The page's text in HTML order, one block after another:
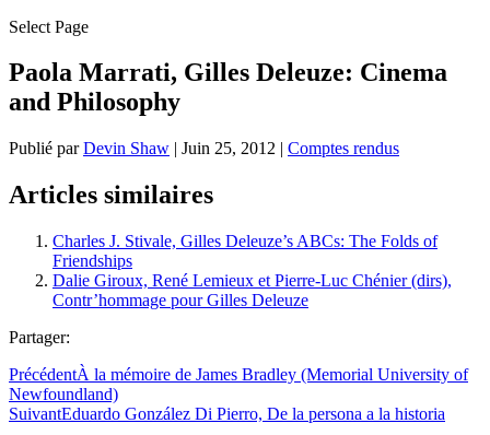
Select Page
Paola Marrati, Gilles Deleuze: Cinema
and Philosophy
Publié parDevin Shaw | Juin 25, 2012 | Comptes rendus
Articles similaires
Charles J. Stivale, Gilles Deleuze’s ABCs: The Folds of
Friendships
Dalie Giroux, René Lemieux et Pierre-Luc Chénier (dirs),
Contr’hommage pour Gilles Deleuze
Partager:
PrécédentÀ la mémoire de James Bradley (Memorial University of
Newfoundland)
SuivantEduardo González Di Pierro, De la persona a la historia